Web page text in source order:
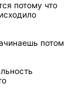
потому что
потом